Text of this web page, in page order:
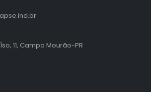
11, Campo Mourão-PR